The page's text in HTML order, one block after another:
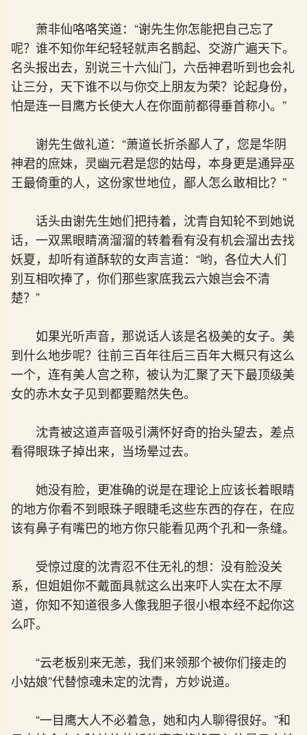
萧非仙咯咯笑道：“谢先生你怎能把自己忘了
呢？谁不知你年纪轻轻就声名鹊起、交游广遍天下。
名头报出去，别说三十六仙门，六岳神君听到也会礼
让三分，天下谁不以与你交上朋友为荣？论起身份，
怕是连一目鹰方长使大人在你面前都得垂首称小。”
谢先生做礼道：“萧道长折杀鄙人了，您是华阴
神君的庶妹，灵幽元君是您的姑母，本身更是通异巫
王最倚重的人，这份家世地位，鄙人怎么敢相比？”
话头由谢先生她们把持着，沈青自知轮不到她说
话，一双黑眼睛滴溜溜的转着看有没有机会溜出去找
妖夏，却听有道酥软的女声言道：“哟，各位大人们
别互相吹捧了，你们那些家底我云六娘岂会不清
楚？”
如果光听声音，那说话人该是名极美的女子。美
到什么地步呢？往前三百年往后三百年大概只有这么
一个，连有美人宫之称，被认为汇聚了天下最顶级美
女的赤木女子见到都要黯然失色。
沈青被这道声音吸引满怀好奇的抬头望去，差点
看得眼珠子掉出来，当场晕过去。
她没有脸，更准确的说是在理论上应该长着眼睛
的地方你看不到眼珠子眼睫毛这些东西的存在，在应
该有鼻子有嘴巴的地方你只能看见两个孔和一条缝。
受惊过度的沈青忍不住无礼的想：没有脸没关
系，但姐姐你不戴面具就这么出来吓人实在太不厚
道，你知不知道很多人像我胆子很小根本经不起你这
么吓。
“云老板别来无恙，我们来领那个被你们接走的
小姑娘”代替惊魂未定的沈青，方妙说道。
“一目鹰大人不必着急，她和内人聊得很好。”和